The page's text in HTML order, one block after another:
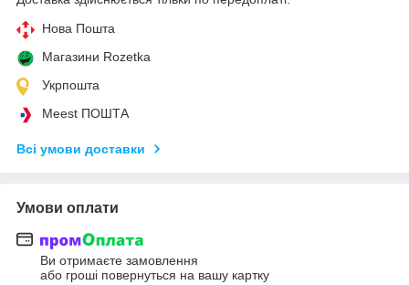
Нова Пошта
Магазини Rozetka
Укрпошта
Meest ПОШТА
Всі умови доставки
Умови оплати
Ви отримаєте замовлення
або гроші повернуться на вашу картку